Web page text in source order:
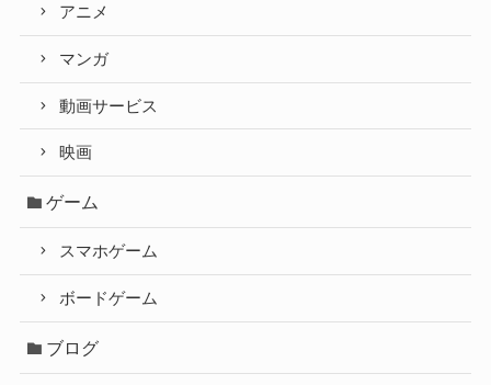
アニメ
マンガ
動画サービス
映画
ゲーム
スマホゲーム
ボードゲーム
ブログ